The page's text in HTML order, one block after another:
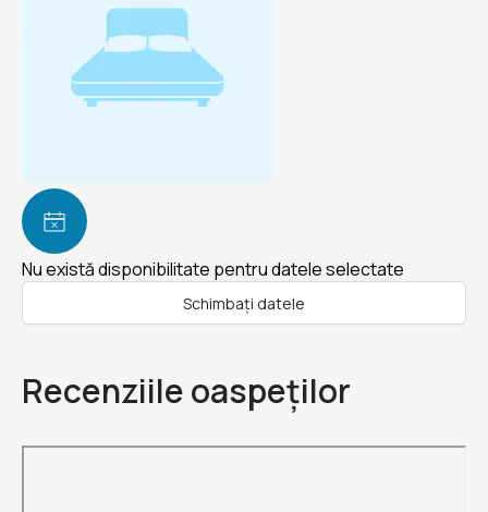
Nu există disponibilitate pentru datele selectate
Schimbați datele
Recenziile oaspeților